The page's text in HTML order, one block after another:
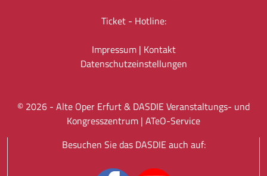
Ticket - Hotline:
Impressum| Kontakt
Datenschutz­einstellungen
© 2026 - Alte Oper Erfurt & DASDIE Veranstaltungs- und
Kongresszentrum | ATeO-Service
Besuchen Sie das DASDIE auch auf: